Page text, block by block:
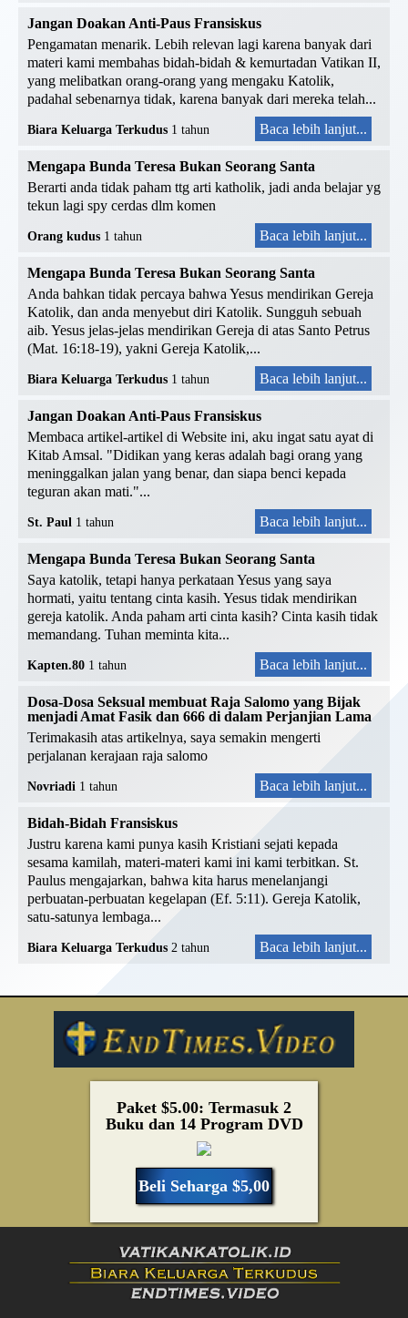
Jangan Doakan Anti-Paus Fransiskus
Pengamatan menarik. Lebih relevan lagi karena banyak dari
materi kami membahas bidah-bidah & kemurtadan Vatikan II,
yang melibatkan orang-orang yang mengaku Katolik,
padahal sebenarnya tidak, karena banyak dari mereka telah...
Biara Keluarga Terkudus 1 tahun Baca lebih lanjut...
Mengapa Bunda Teresa Bukan Seorang Santa
Berarti anda tidak paham ttg arti katholik, jadi anda belajar yg
tekun lagi spy cerdas dlm komen
Orang kudus 1 tahun Baca lebih lanjut...
Mengapa Bunda Teresa Bukan Seorang Santa
Anda bahkan tidak percaya bahwa Yesus mendirikan Gereja
Katolik, dan anda menyebut diri Katolik. Sungguh sebuah
aib. Yesus jelas-jelas mendirikan Gereja di atas Santo Petrus
(Mat. 16:18-19), yakni Gereja Katolik,...
Biara Keluarga Terkudus 1 tahun Baca lebih lanjut...
Jangan Doakan Anti-Paus Fransiskus
Membaca artikel-artikel di Website ini, aku ingat satu ayat di
Kitab Amsal. "Didikan yang keras adalah bagi orang yang
meninggalkan jalan yang benar, dan siapa benci kepada
teguran akan mati."...
St. Paul 1 tahun Baca lebih lanjut...
Mengapa Bunda Teresa Bukan Seorang Santa
Saya katolik, tetapi hanya perkataan Yesus yang saya
hormati, yaitu tentang cinta kasih. Yesus tidak mendirikan
gereja katolik. Anda paham arti cinta kasih? Cinta kasih tidak
memandang. Tuhan meminta kita...
Kapten.80 1 tahun Baca lebih lanjut...
Dosa-Dosa Seksual membuat Raja Salomo yang Bijak
menjadi Amat Fasik dan 666 di dalam Perjanjian Lama
Terimakasih atas artikelnya, saya semakin mengerti
perjalanan kerajaan raja salomo
Novriadi 1 tahun Baca lebih lanjut...
Bidah-Bidah Fransiskus
Justru karena kami punya kasih Kristiani sejati kepada
sesama kamilah, materi-materi kami ini kami terbitkan. St.
Paulus mengajarkan, bahwa kita harus menelanjangi
perbuatan-perbuatan kegelapan (Ef. 5:11). Gereja Katolik,
satu-satunya lembaga...
Biara Keluarga Terkudus 2 tahun Baca lebih lanjut...
Paket $5.00: Termasuk 2
Buku dan 14 Program DVD
Beli Seharga $5,00